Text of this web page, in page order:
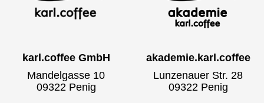
karl.coffee GmbH
Mandelgasse 10
09322 Penig
akademie.karl.coffee
Lunzenauer Str. 28
09322 Penig